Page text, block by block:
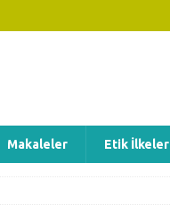
Makaleler Etik İlkeler